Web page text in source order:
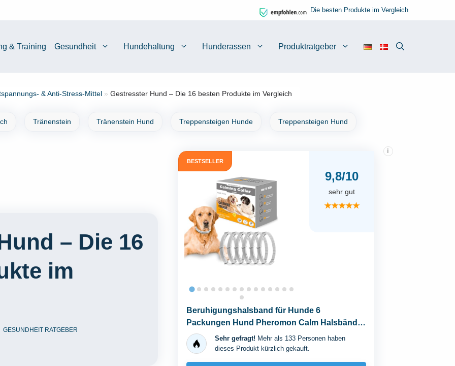
Die besten Produkte im Vergleich
& Training Gesundheit Hundehaltung Hunderassen Produktratgeber
& Anti-Stress-Mittel » Gestresster Hund – Die 16 besten Produkte im Vergleich
Tränenstein Tränenstein Hund Treppensteigen Hunde Treppensteigen Hund
– Die 16
im
GESUNDHEIT RATGEBER
BESTSELLER
9,8/10
i
sehr gut
★★★★★
Beruhigungshalsband für Hunde 6
Packungen Hund Pheromon Calm Halsbänder
Relief Angst Stress...
Sehr gefragt! Mehr als 133 Personen haben
dieses Produkt kürzlich gekauft.